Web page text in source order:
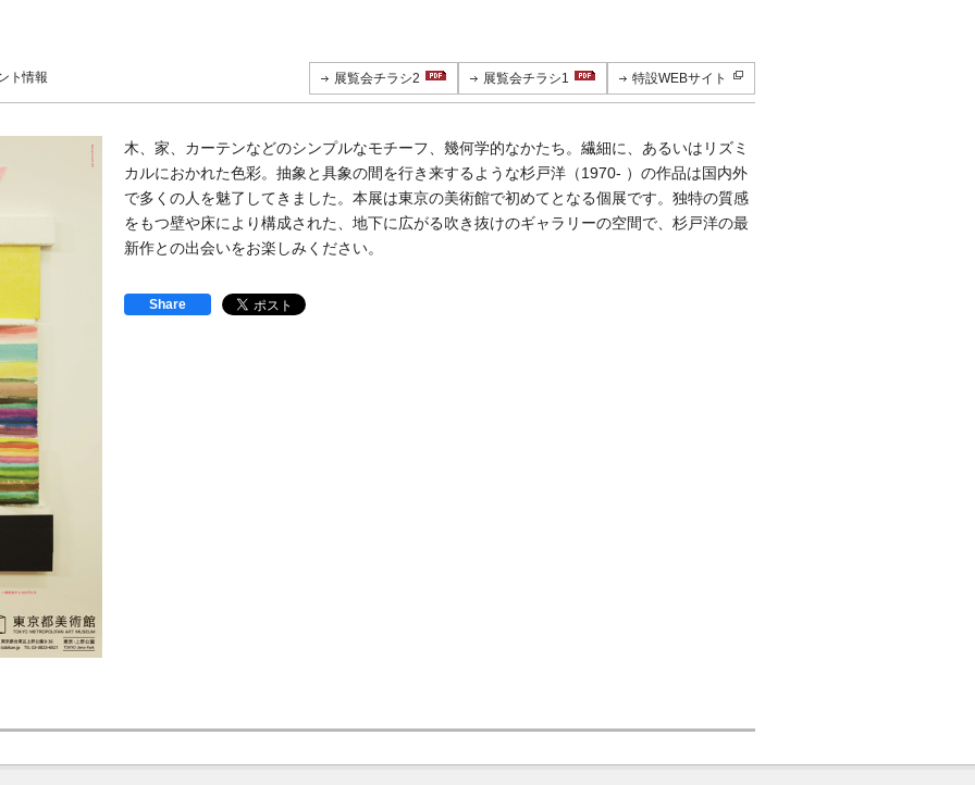
ト情報 展覧会チラシ2 展覧会チラシ1 特設WEBサイト
木、家、カーテンなどのシンプルなモチーフ、幾何学的なかたち。繊細に、あるいはリズミ
カルにおかれた色彩。抽象と具象の間を行き来するような杉戸洋（1970- ）の作品は国内外
で多くの人を魅了してきました。本展は東京の美術館で初めてとなる個展です。独特の質感
をもつ壁や床により構成された、地下に広がる吹き抜けのギャラリーの空間で、杉戸洋の最
新作との出会いをお楽しみください。
Share